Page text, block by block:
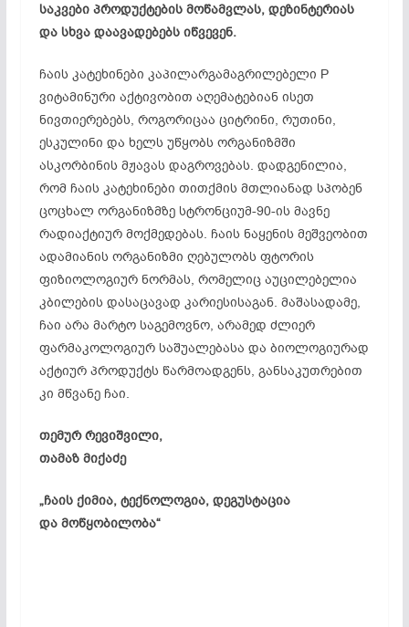
საკვები პროდუქტების მოწამვლას, დეზინტერიას
და სხვა დაავადებებს იწვევენ.
ჩაის კატეხინები კაპილარგამაგრილებელი P
ვიტამინური აქტივობით აღემატებიან ისეთ
ნივთიერებებს, როგორიცაა ციტრინი, რუთინი,
ესკულინი და ხელს უწყობს ორგანიზმში
ასკორბინის მჟავას დაგროვებას. დადგენილია,
რომ ჩაის კატეხინები თითქმის მთლიანად სპობენ
ცოცხალ ორგანიზმზე სტრონციუმ-90-ის მავნე
რადიაქტიურ მოქმედებას. ჩაის ნაყენის მეშვეობით
ადამიანის ორგანიზმი ღებულობს ფტორის
ფიზიოლოგიურ ნორმას, რომელიც აუცილებელია
კბილების დასაცავად კარიესისაგან. მაშასადამე,
ჩაი არა მარტო საგემოვნო, არამედ ძლიერ
ფარმაკოლოგიურ საშუალებასა და ბიოლოგიურად
აქტიურ პროდუქტს წარმოადგენს, განსაკუთრებით
კი მწვანე ჩაი.
თემურ რევიშვილი,
თამაზ მიქაძე
„ჩაის ქიმია, ტექნოლოგია, დეგუსტაცია
და მოწყობილობა“